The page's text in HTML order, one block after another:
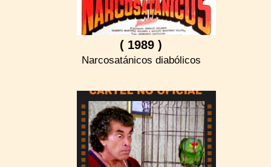
( 1989 )
Narcosatánicos diabólicos